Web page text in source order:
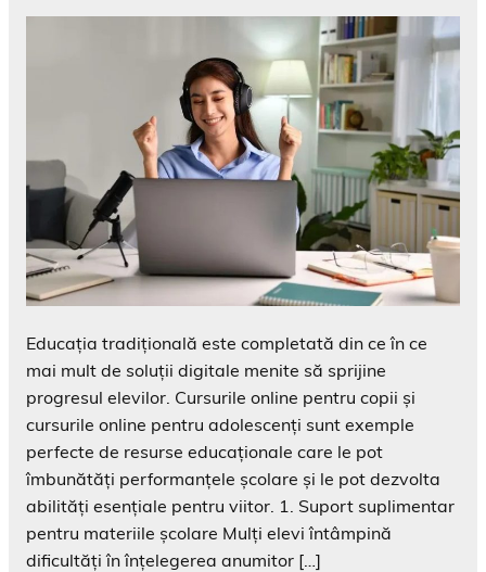
Educația tradițională este completată din ce în ce
mai mult de soluții digitale menite să sprijine
progresul elevilor. Cursurile online pentru copii și
cursurile online pentru adolescenți sunt exemple
perfecte de resurse educaționale care le pot
îmbunătăți performanțele școlare și le pot dezvolta
abilități esențiale pentru viitor. 1. Suport suplimentar
pentru materiile școlare Mulți elevi întâmpină
dificultăți în înțelegerea anumitor […]